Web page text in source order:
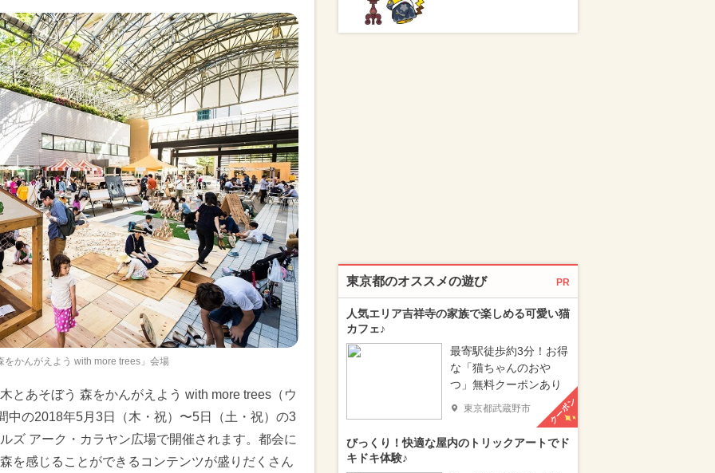
をかんがえよう with more trees」会場
とあそぼう 森をかんがえよう with more trees（ウ
中の2018年5月3日（木・祝）〜5日（土・祝）の3
ズ アーク・カラヤン広場で開催されます。都会に
を感じることができるコンテンツが盛りだくさん
東京都のオススメの遊び PR
人気エリア吉祥寺の家族で楽しめる可愛い猫
カフェ♪
最寄駅徒歩約3分！お得
な「猫ちゃんのおや
つ」無料クーポンあり
東京都武蔵野市 クーポン
びっくり！快適な屋内のトリックアートでド
キドキ体験♪